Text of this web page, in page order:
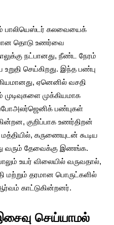
பாலியெஸ்டர் கலவையைக்
தொடு உணர்வை
நட்பானது, நீண்ட நேரம்
செய்கிறது. இந்த பண்பு
ஏனெனில் வசதி
முக்கியமாக
பண்புகள்
குறிப்பாக உணர்திறன்
கருணையுடன் கூடிய
வரும் தேவைக்கு இணங்க.
உயர் விலையில் வருவதால்,
மற்றும் தரமான பொருட்களில்
காட்டுகின்றனர்.
செய்யாமல்